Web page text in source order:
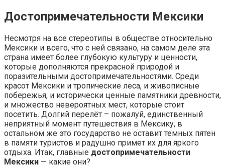
Достопримечательности Мексики
Несмотря на все стереотипы в обществе относительно
Мексики и всего, что с ней связано, на самом деле эта
страна имеет более глубокую культуру и ценности,
которые дополняются прекрасной природой и
поразительными достопримечательностями. Среди
красот Мексики и тропические леса, и живописные
побережья, и исторически ценные памятники древности,
и множество невероятных мест, которые стоит
посетить. Долгий перелёт – пожалуй, единственный
неприятный момент путешествия в Мексику, в
остальном же это государство не оставит темных пятен
в памяти туристов и радушно примет их для яркого
отдыха. Итак, главные достопримечательности
Мексики — какие они?